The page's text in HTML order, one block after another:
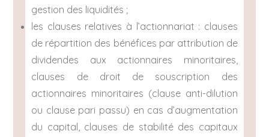
gestion des liquidités ;
les clauses relatives à l’actionnariat : clauses
de répartition des bénéfices par attribution de
dividendes aux actionnaires minoritaires,
clauses de droit de souscription des
actionnaires minoritaires (clause anti-dilution
ou clause pari passu) en cas d’augmentation
du capital, clauses de stabilité des capitaux